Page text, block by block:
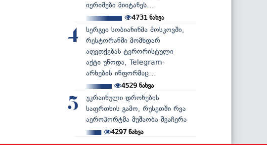
იერიშები მიიტანეს...
4731ნახვა
4
სერგეი სობიანინმა მოსკოვში,
რესტორანში მომხდარ
აფეთქებას ტერორისტული
აქტი უწოდა, Telegram-
არხების ინფორმაც...
4529ნახვა
5
უკრაინული დრონების
საფრთხის გამო, რუსეთში რვა
აეროპორტმა მუშაობა შეაჩერა
4297 ნახვა